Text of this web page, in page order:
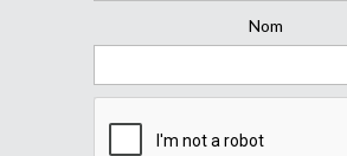
Nom